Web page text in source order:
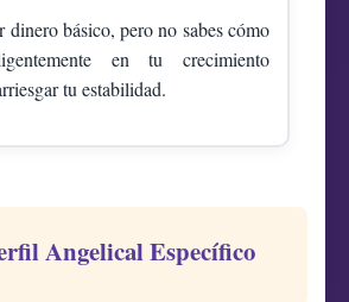
dinero básico, pero no sabes cómo
en tu crecimiento
tu estabilidad.
Angelical Específico